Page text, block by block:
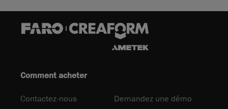
Comment acheter
Contactez-nous Demandez une démo